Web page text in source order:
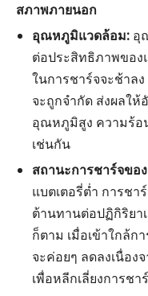
สภาพภายนอก
อุณหภูมิแวดล้อม: อุ
ต่อประสิทธิภาพของ
ในการชาร์จจะช้าล
จะถูกจำกัด ส่งผลให้
อุณหภูมิสูง ความร้อ
เช่นกัน
สถานะการชาร์จขอ
แบตเตอรี่ต่ำ การชา
ต้านทานต่อปฏิกิริยา
ก็ตาม เมื่อเข้าใกล้ก
จะค่อยๆ ลดลงเนื่อง
เพื่อหลีกเลี่ยงการชา